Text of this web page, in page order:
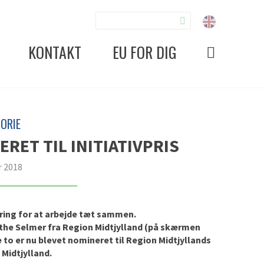
KONTAKT EU FOR DIG
TIL INITIATIVPRIS
for at arbejde tæt sammen.
Selmer fra Region Midtjylland (på skærmen
er nu blevet nomineret til Region Midtjyllands
Midtjylland.